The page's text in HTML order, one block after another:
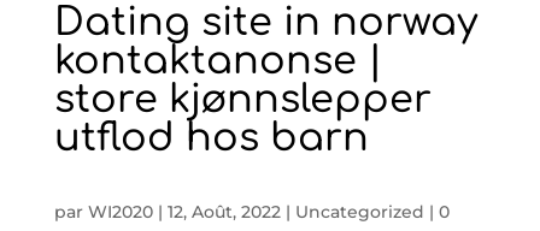
Dating site in norway
kontaktanonse |
store kjønnslepper
utflod hos barn
par WI2020| 12, Août, 2022| Uncategorized | 0